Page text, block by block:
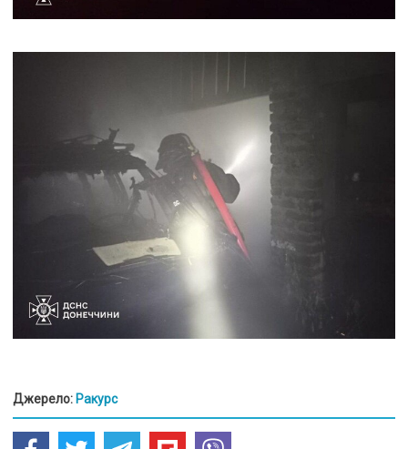
Джерело: Ракурс